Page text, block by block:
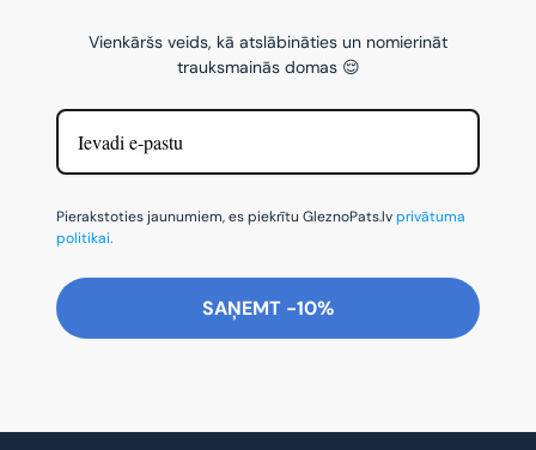
Vienkāršs veids, kā atslābināties un nomierināt
trauksmainās domas 😌
Pierakstoties jaunumiem, es piekrītu GleznoPats.lvprivātuma
politikai.
SAŅEMT -10%